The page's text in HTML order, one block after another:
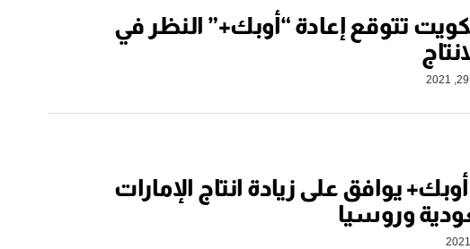
تتوقع إعادة “أوبك+” النظر في
يوافق على زيادة انتاج الإمارات
وروسيا